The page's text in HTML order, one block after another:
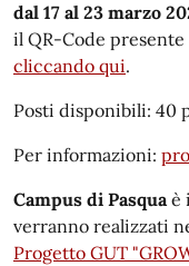
dal 17 al 23 marzo
il QR-Code
cliccando qui.
Posti disponibili: 40
Per informazioni:
Campus di Pasquaè
verranno realizzati
Progetto GUT